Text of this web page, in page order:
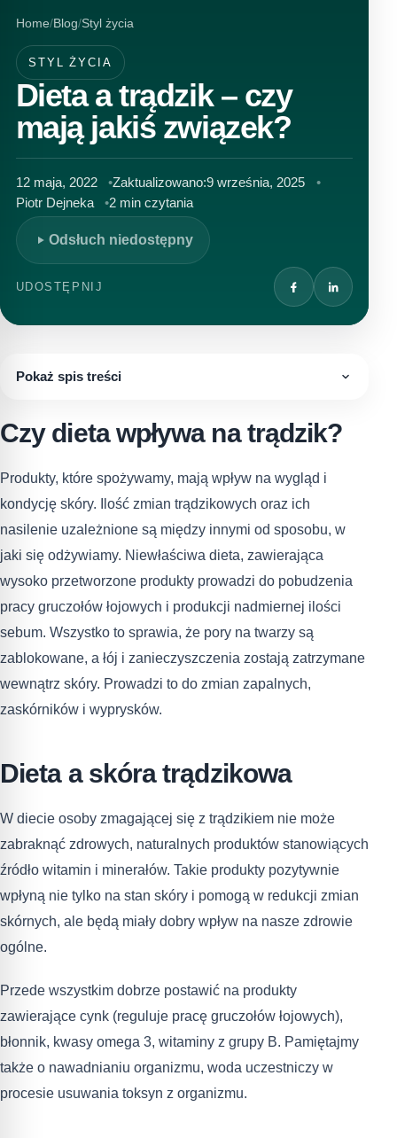
Home Blog Styl życia
STYL ŻYCIA
Dieta a trądzik – czy
mają jakiś związek?
12 maja, 2022 Zaktualizowano:9 września, 2025
Piotr Dejneka
2 min czytania
Odsłuch niedostępny
UDOSTĘPNIJ
Pokaż spis treści
Czy dieta wpływa na trądzik?
Produkty, które spożywamy, mają wpływ na wygląd i
kondycję skóry. Ilość zmian trądzikowych oraz ich
nasilenie uzależnione są między innymi od sposobu, w
jaki się odżywiamy. Niewłaściwa dieta, zawierająca
wysoko przetworzone produkty prowadzi do pobudzenia
pracy gruczołów łojowych i produkcji nadmiernej ilości
sebum. Wszystko to sprawia, że pory na twarzy są
zablokowane, a łój i zanieczyszczenia zostają zatrzymane
wewnątrz skóry. Prowadzi to do zmian zapalnych,
zaskórników i wyprysków.
Dieta a skóra trądzikowa
W diecie osoby zmagającej się z trądzikiem nie może
zabraknąć zdrowych, naturalnych produktów stanowiących
źródło witamin i minerałów. Takie produkty pozytywnie
wpłyną nie tylko na stan skóry i pomogą w redukcji zmian
skórnych, ale będą miały dobry wpływ na nasze zdrowie
ogólne.
Przede wszystkim dobrze postawić na produkty
zawierające cynk (reguluje pracę gruczołów łojowych),
błonnik, kwasy omega 3, witaminy z grupy B. Pamiętajmy
także o nawadnianiu organizmu, woda uczestniczy w
procesie usuwania toksyn z organizmu.